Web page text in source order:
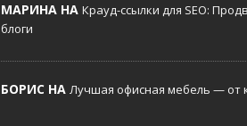
МАРИНА НА Крауд-ссылки для SEO:
блоги
БОРИС НА Лучшая офисная мебель — от